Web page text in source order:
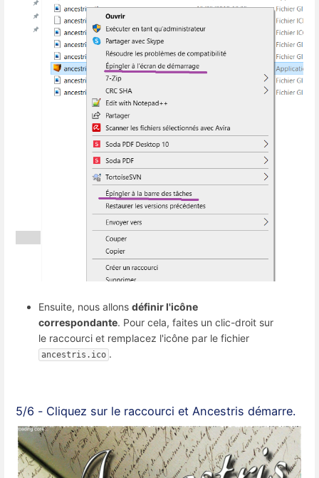
Ensuite, nous allons définir l'icône
correspondante. Pour cela, faites un clic-droit sur
le raccourci et remplacez l'icône par le fichier
ancestris.ico .
5/6 - Cliquez sur le raccourci et Ancestris démarre.